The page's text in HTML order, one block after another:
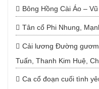
Bông Hồng Cài Áo –
Tân cổ Phi Nhung,
Cải lương Đường
Tuấn, Thanh Kim Huệ,
Ca cổ đoạn cuối tình